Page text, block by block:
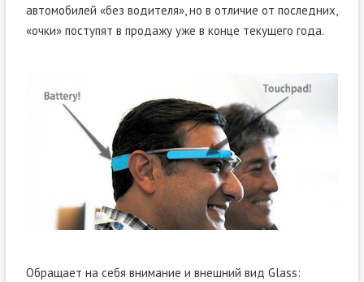
автомобилей «без водителя», но в отличие от последних,
«очки» поступят в продажу уже в конце текущего года.
Обращает на себя внимание и внешний вид Glass: